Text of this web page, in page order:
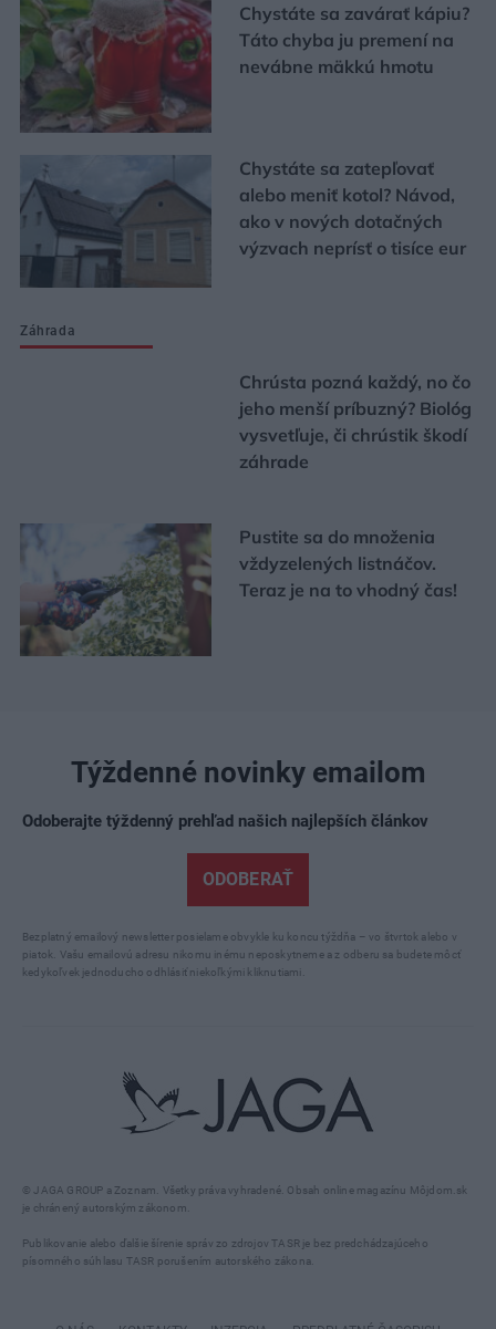
Chystáte sa zavárať kápiu?
Táto chyba ju premení na
nevábne mäkkú hmotu
Chystáte sa zatepľovať
alebo meniť kotol? Návod,
ako v nových dotačných
výzvach neprísť o tisíce eur
Záhrada
Chrústa pozná každý, no čo
jeho menší príbuzný? Biológ
vysvetľuje, či chrústik škodí
záhrade
Pustite sa do množenia
vždyzelených listnáčov.
Teraz je na to vhodný čas!
© JAGA GROUP a Zoznam. Všetky práva vyhradené. Obsah online magazínu Môjdom.sk
je chránený autorským zákonom.
Publikovanie alebo ďalšie šírenie správ zo zdrojov TASR je bez predchádzajúceho
písomného súhlasu TASR porušením autorského zákona.
Týždenné novinky emailom
Odoberajte týždenný prehľad našich najlepších článkov
ODOBERAŤ
Bezplatný emailový newsletter posielame obvykle ku koncu týždňa – vo štvrtok alebo v
piatok. Vašu emailovú adresu nikomu inému neposkytneme a z odberu sa budete môcť
kedykoľvek jednoducho odhlásiť niekoľkými kliknutiami.